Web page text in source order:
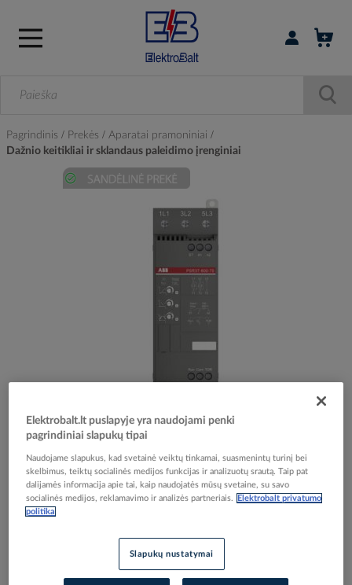
Prisijungti /
Pagrindinis Prekės
Aparatai pramoniniai
Dažnio keitikliai ir sklandaus paleidimo įrenginiai
Skip
the
beginning
Reali prekė gali skirtis nuo pavaizduotos nuotraukoje
Sklandaus paleidimo įrenginys 18.5kW 37A PSR37-
600-70 - ABB
Gamintojo prekės kodas
1SFA896110R7000
Elektrobalt.lt puslapyje yra naudojami penki
pagrindiniai slapukų tipai
Naudojame slapukus, kad svetainė veiktų tinkamai, suasmenintų turinį bei
skelbimus, teiktų socialinės medijos funkcijas ir analizuotų srautą. Taip pat
dalijamės informacija apie tai, kaip naudojatės mūsų svetaine, su savo
socialinės medijos, reklamavimo ir analizės partneriais.
Elektrobalt privatumo
politika
Slapukų nustatymai